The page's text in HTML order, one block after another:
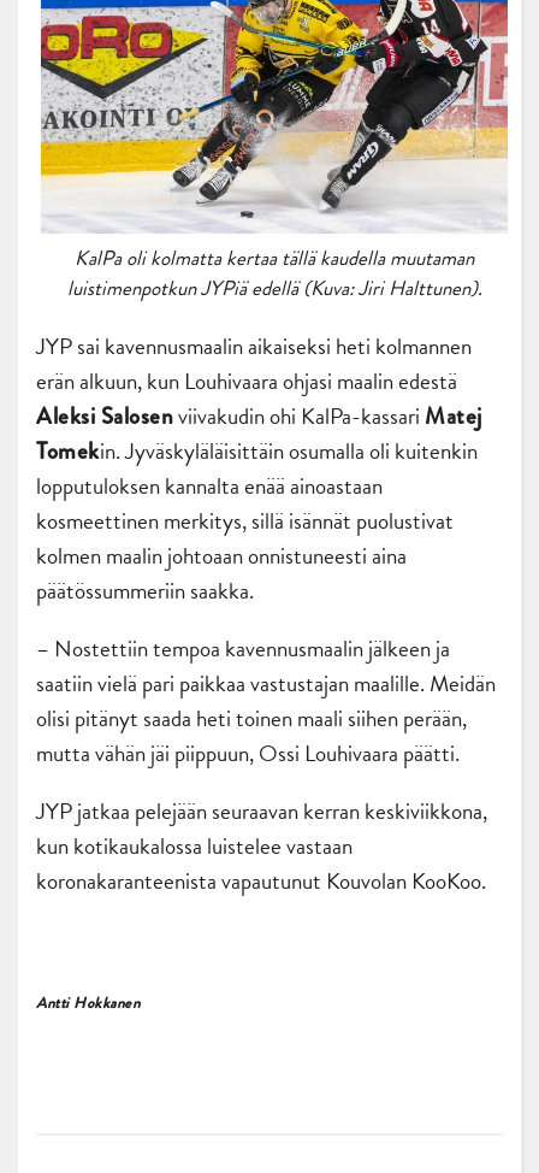
KalPa oli kolmatta kertaa tällä kaudella muutaman
luistimenpotkun JYPiä edellä (Kuva: Jiri Halttunen).
JYP sai kavennusmaalin aikaiseksi heti kolmannen
erän alkuun, kun Louhivaara ohjasi maalin edestä
Aleksi Salosenviivakudin ohi KalPa-kassari Matej
Tomekin. Jyväskyläläisittäin osumalla oli kuitenkin
lopputuloksen kannalta enää ainoastaan
kosmeettinen merkitys, sillä isännät puolustivat
kolmen maalin johtoaan onnistuneesti aina
päätössummeriin saakka.
– Nostettiin tempoa kavennusmaalin jälkeen ja
saatiin vielä pari paikkaa vastustajan maalille. Meidän
olisi pitänyt saada heti toinen maali siihen perään,
mutta vähän jäi piippuun, Ossi Louhivaara päätti.
JYP jatkaa pelejään seuraavan kerran keskiviikkona,
kun kotikaukalossa luistelee vastaan
koronakaranteenista vapautunut Kouvolan KooKoo.
Antti Hokkanen